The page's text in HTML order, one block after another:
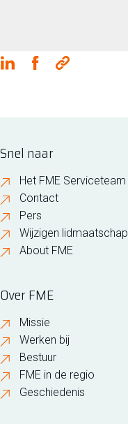
Snel naar
Het FME Serviceteam
Contact
Pers
Wijzigen lidmaatschap
About FME
Over FME
Missie
Werken bij
Bestuur
FME in de regio
Geschiedenis